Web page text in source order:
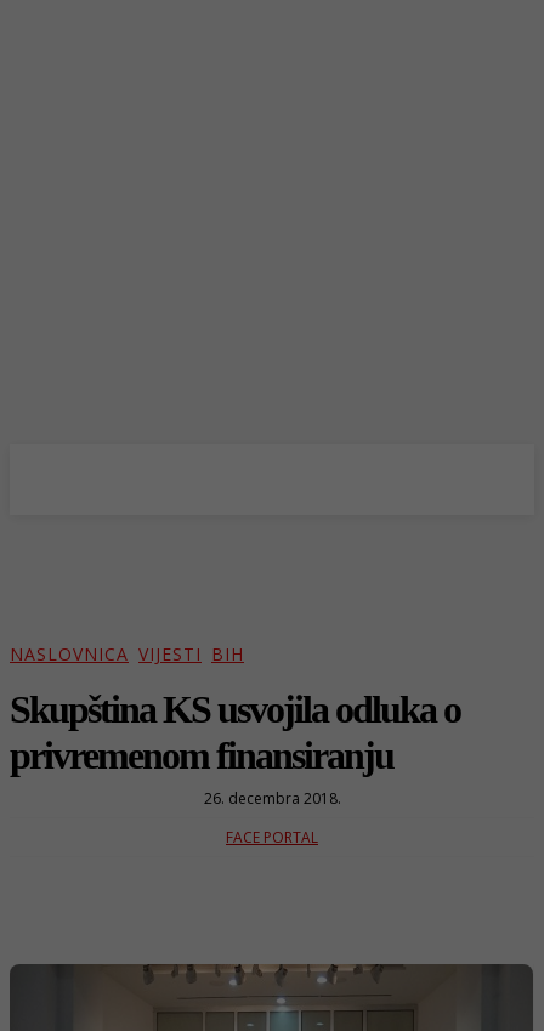
NASLOVNICA VIJESTI BIH
Skupština KS usvojila odluka o
privremenom finansiranju
26. decembra 2018.
FACE PORTAL